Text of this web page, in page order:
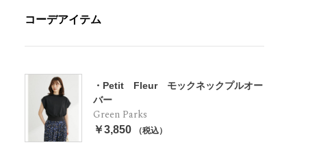
コーデアイテム
・Petit Fleur モックネックプルオー
バー
Green Parks
￥3,850 （税込）